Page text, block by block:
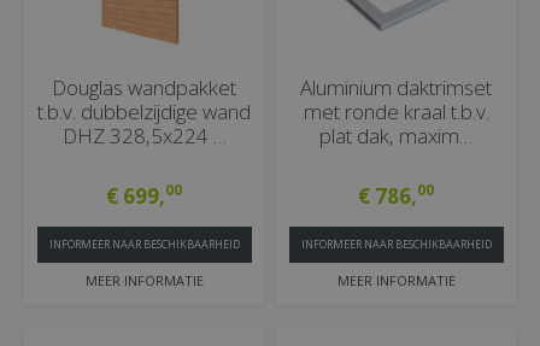
Douglas wandpakket
t.b.v. dubbelzijdige wand
DHZ 328,5x224 …
€ 699,00
MEER INFORMATIE
INFORMEER NAAR BESCHIKBAARHEID
Aluminium daktrimset
met ronde kraal t.b.v.
plat dak, maxim…
€ 786,00
MEER INFORMATIE
INFORMEER NAAR BESCHIKBAARHEID